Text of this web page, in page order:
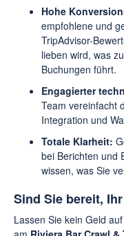
Hohe
empfohlene und
TripAdvisor-
lieben wird, was
Buchungen führt.
Engagierter
Team vereinfacht
Integration und
Totale Klarheit:
bei Berichten und
wissen, was Sie
Sind Sie bereit,
Lassen Sie kein Geld